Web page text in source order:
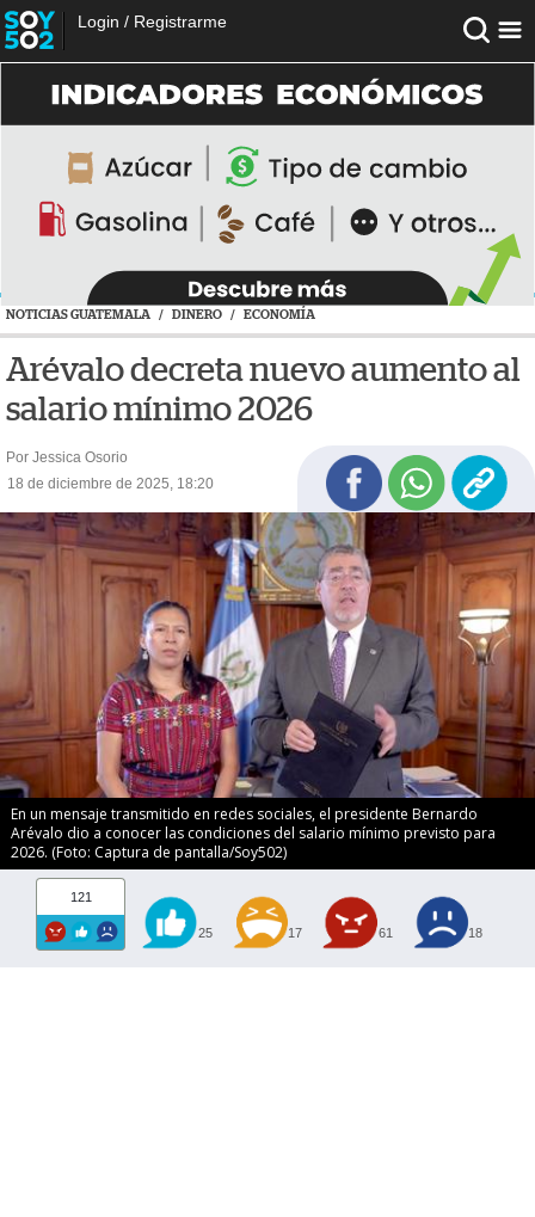
Login / Registrarme
NOTICIAS GUATEMALA / DINERO / ECONOMÍA
Arévalo decreta nuevo aumento al
salario mínimo 2026
Por Jessica Osorio
18 de diciembre de 2025, 18:20
En un mensaje transmitido en redes sociales, el presidente Bernardo
Arévalo dio a conocer las condiciones del salario mínimo previsto para
2026. (Foto: Captura de pantalla/Soy502)
121
25 17 61 18